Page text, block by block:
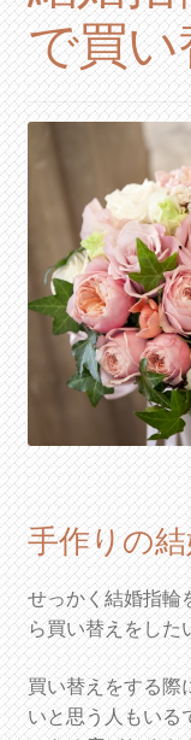
プ
で買い
手作りの
せっかく結婚指輪
ら買い替えをした
買い替えをする際
いと思う人もいる